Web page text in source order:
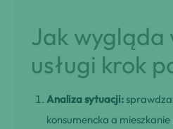
Jak wygląda
usługi krok
Analiza sytuacji:
konsumencka a